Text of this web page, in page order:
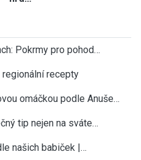
Pokrmy pro pohod…
recepty
omáčkou podle Anuše…
tip nejen na sváte…
našich babiček |…